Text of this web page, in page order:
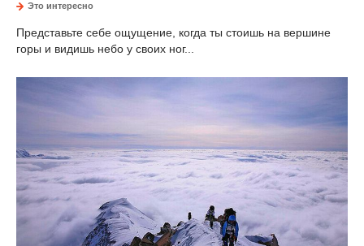
Это интересно
Представьте себе ощущение, когда ты стоишь на вершине
горы и видишь небо у своих ног...